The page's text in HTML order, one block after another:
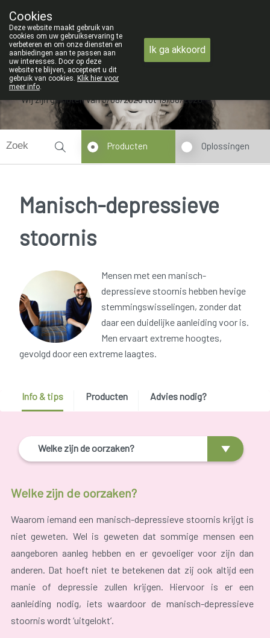
09 228 32 36
Wij zijn gesloten van 3/08/2026 tot 19/08/2026
Producten Oplossingen
Manisch-depressieve
stoornis
Mensen met een manisch-
depressieve stoornis hebben hevige
stemmingswisselingen, zonder dat
daar een duidelijke aanleiding voor is.
Men ervaart extreme hoogtes,
gevolgd door een extreme laagtes.
Info & tips Producten Advies nodig?
Welke zijn de oorzaken?
Welke zijn de oorzaken?
Waarom iemand een manisch-depressieve stoornis krijgt is
niet geweten. Wel is geweten dat sommige mensen een
aangeboren aanleg hebben en er gevoeliger voor zijn dan
anderen. Dat hoeft niet te betekenen dat zij ook altijd een
manie of depressie zullen krijgen. Hiervoor is er een
aanleiding nodig, iets waardoor de manisch-depressieve
stoornis wordt ‘uitgelokt’.
Cookies
Deze website maakt gebruik van
cookies om uw gebruikservaring te
verbeteren en om onze diensten en
aanbiedingen aan te passen aan
uw interesses. Door op deze
website te blijven, accepteert u dit
gebruik van cookies. Klik hier voor
meer info.
Ik ga akkoord